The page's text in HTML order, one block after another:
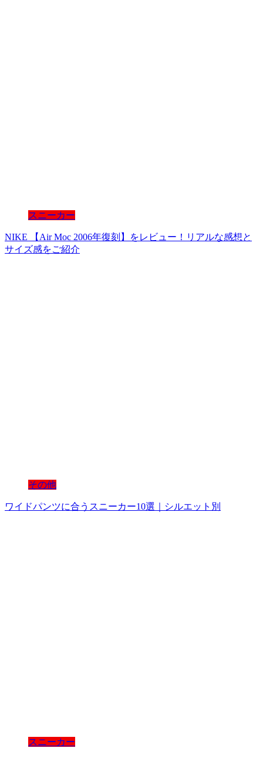
スニーカー
NIKE 【Air Moc 2006年復刻】をレビュー！リアルな感想と
サイズ感をご紹介
その他
ワイドパンツに合うスニーカー10選｜シルエット別
スニーカー